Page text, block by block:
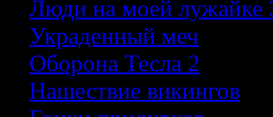
Люди на моей лужайке
Украденный меч
Оборона Тесла 2
Нашествие викингов